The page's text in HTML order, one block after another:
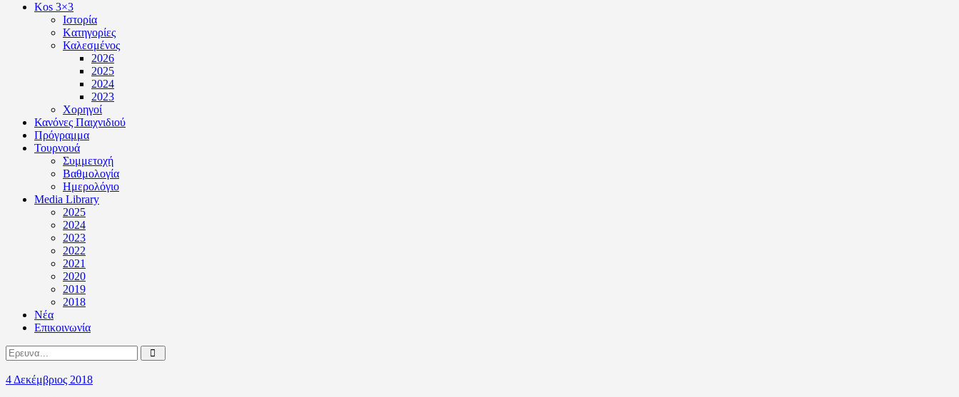
Kos 3×3
Ιστορία
Kατηγορίες
Καλεσμένος
2026
2025
2024
2023
Χορηγοί
Κανόνες Παιχνιδιού
Πρόγραμμα
Τουρνουά
Συμμετοχή
Βαθμολογία
Ημερολόγιο
Media Library
2025
2024
2023
2022
2021
2020
2019
2018
Νέα
Επικοινωνία
4 Δεκέμβριος 2018